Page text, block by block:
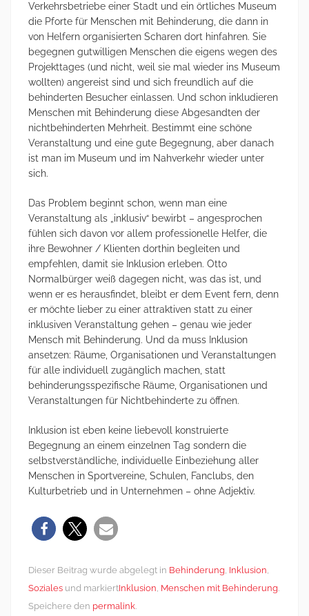
Verkehrsbetriebe einer Stadt und ein örtliches Museum
die Pforte für Menschen mit Behinderung, die dann in
von Helfern organisierten Scharen dort hinfahren. Sie
begegnen gutwilligen Menschen die eigens wegen des
Projekttages (und nicht, weil sie mal wieder ins Museum
wollten) angereist sind und sich freundlich auf die
behinderten Besucher einlassen. Und schon inkludieren
Menschen mit Behinderung diese Abgesandten der
nichtbehinderten Mehrheit. Bestimmt eine schöne
Veranstaltung und eine gute Begegnung, aber danach
ist man im Museum und im Nahverkehr wieder unter
sich.
Das Problem beginnt schon, wenn man eine
Veranstaltung als „inklusiv“ bewirbt – angesprochen
fühlen sich davon vor allem professionelle Helfer, die
ihre Bewohner / Klienten dorthin begleiten und
empfehlen, damit sie Inklusion erleben. Otto
Normalbürger weiß dagegen nicht, was das ist, und
wenn er es herausfindet, bleibt er dem Event fern, denn
er möchte lieber zu einer attraktiven statt zu einer
inklusiven Veranstaltung gehen – genau wie jeder
Mensch mit Behinderung. Und da muss Inklusion
ansetzen: Räume, Organisationen und Veranstaltungen
für alle individuell zugänglich machen, statt
behinderungsspezifische Räume, Organisationen und
Veranstaltungen für Nichtbehinderte zu öffnen.
Inklusion ist eben keine liebevoll konstruierte
Begegnung an einem einzelnen Tag sondern die
selbstverständliche, individuelle Einbeziehung aller
Menschen in Sportvereine, Schulen, Fanclubs, den
Kulturbetrieb und in Unternehmen – ohne Adjektiv.
Dieser Beitrag wurde abgelegt in Behinderung, Inklusion,
Soziales und markiertInklusion, Menschen mit Behinderung.
Speichere den permalink.